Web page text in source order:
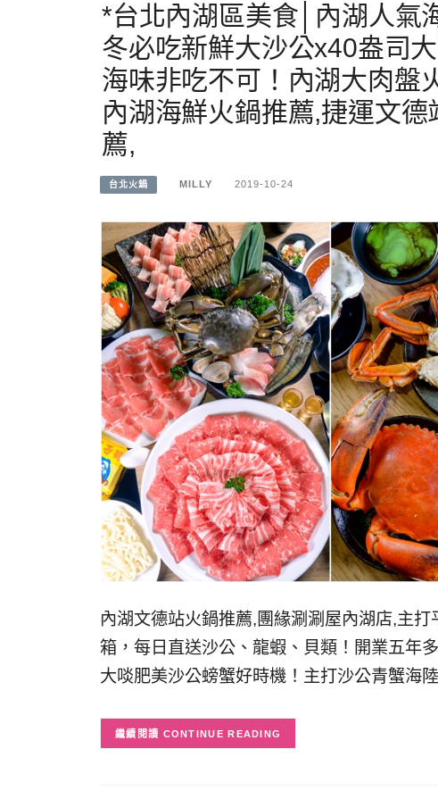
*台北內湖區美食│內湖人氣
冬必吃新鮮大沙公x40盎司
海味非吃不可！內湖大肉盤
內湖海鮮火鍋推薦,捷運文
薦,
台北火鍋 MILLY 2019-10-24
內湖文德站火鍋推薦,團緣涮涮屋內湖店,主
箱，每日直送沙公、龍蝦、貝類！開業五年
大啖肥美沙公螃蟹好時機！主打沙公青蟹海
CONTINUE READING